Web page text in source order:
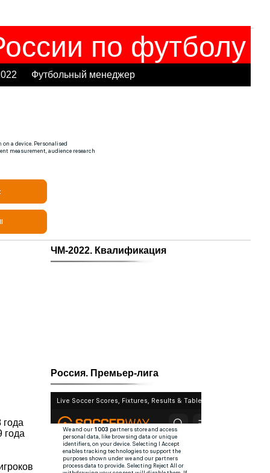
по футболу
Футбольный менеджер
года
ЧМ-2022. Квалификация
Россия. Премьер-лига